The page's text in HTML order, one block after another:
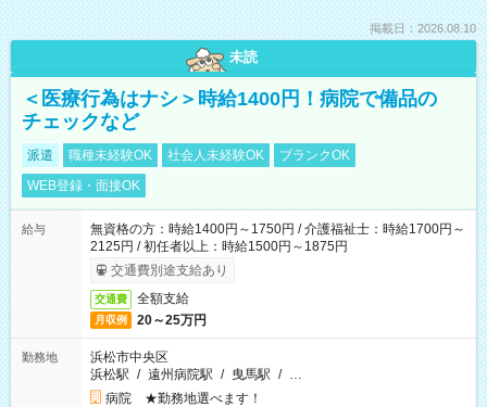
掲載日：2026.08.10
未読
＜医療行為はナシ＞時給1400円！病院で備品の
チェックなど
派遣 職種未経験OK 社会人未経験OK
ブランクOK
WEB登録・面接OK
給与
無資格の方：時給1400円～1750円 / 介護福祉士：時給1700円～
2125円 / 初任者以上：時給1500円～1875円
交通費別途支給あり
交通費 全額支給
月収例 20～25万円
勤務地
浜松市中央区
浜松駅 / 遠州病院駅 / 曳馬駅 / …
病院 ★勤務地選べます！